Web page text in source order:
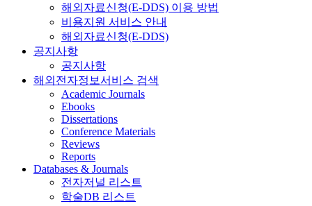
해외자료신청(E-DDS) 이용 방법
비용지원 서비스 안내
해외자료신청(E-DDS)
공지사항
공지사항
해외전자정보서비스 검색
Academic Journals
Ebooks
Dissertations
Conference Materials
Reviews
Reports
Databases & Journals
전자저널 리스트
학술DB 리스트